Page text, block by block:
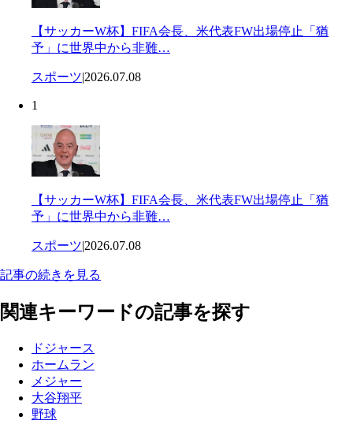
【サッカーW杯】FIFA会長、米代表FW出場停止「猶
予」に世界中から非難…
スポーツ|2026.07.08
1
【サッカーW杯】FIFA会長、米代表FW出場停止「猶
予」に世界中から非難…
スポーツ|2026.07.08
記事の続きを見る
関連キーワードの記事を探す
ドジャース
ホームラン
メジャー
大谷翔平
野球